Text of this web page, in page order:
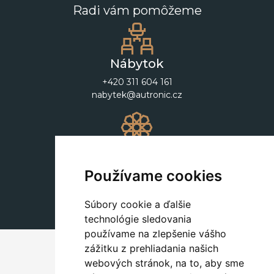
Používame cookies
Súbory cookie a ďalšie
technológie sledovania
používame na zlepšenie vášho
zážitku z prehliadania našich
webových stránok, na to, aby sme
Radi vám pomôžeme
Nábytok
+420 311 604 161
nabytek@autronic.cz
+420 311 604 182
dekorace@autronic.cz